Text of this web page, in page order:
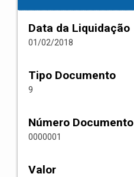
Data da Liquidação
01/02/2018
Tipo Documento
9
Número Documento
0000001
Valor